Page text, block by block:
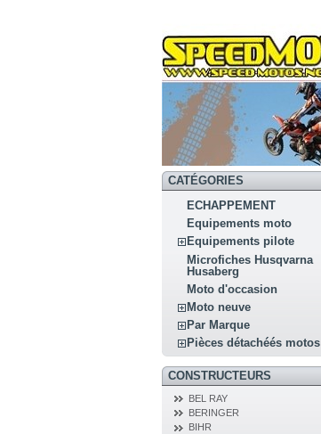
CATÉGORIES
ECHAPPEMENT
Equipements moto
Equipements pilote
Microfiches Husqvarna
Husaberg
Moto d'occasion
Moto neuve
Par Marque
Pièces détachéés motos
CONSTRUCTEURS
BEL RAY
BERINGER
BIHR